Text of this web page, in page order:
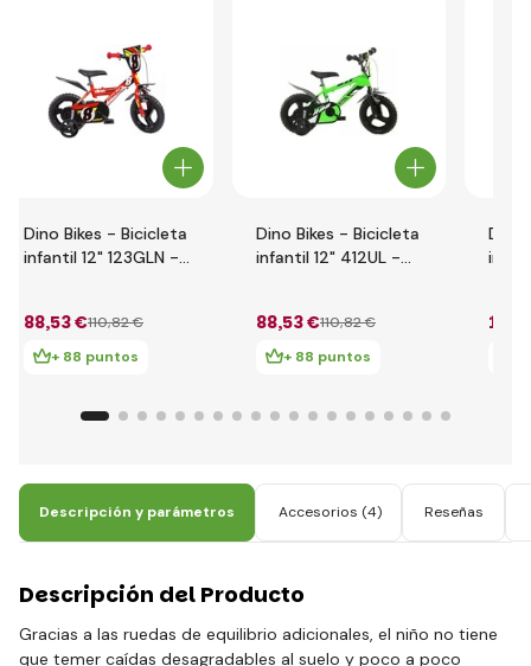
Dino Bikes - Bicicleta
infantil 12" 123GLN -
88,53 €110,82 €
+ 88 puntos
Dino Bikes - Bicicleta
infantil 12" 412UL -
88,53 €110,82 €
+ 88 puntos
Dino
103
Descripción y parámetros Accesorios (4) Reseñas
Descripción del Producto
Gracias a las ruedas de equilibrio adicionales, el niño no tiene
que temer caídas desagradables al suelo y poco a poco